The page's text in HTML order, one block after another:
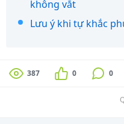
không vắt
Lưu ý khi tự khắc
387 0 0